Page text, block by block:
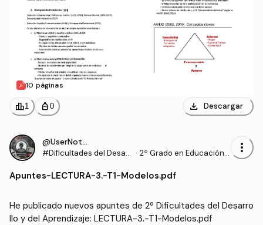
10 páginas
leaderboard1 personal_bag 0 download Descargar
@UserNotFound9_
#Dificultades del Desarr · 2º Grado en Educación P
more_vert
Apuntes-LECTURA-3.-T1-Modelos.pdf
He publicado nuevos apuntes de 2º Dificultades del Desarro
llo y del Aprendizaje: LECTURA-3.-T1-Modelos.pdf